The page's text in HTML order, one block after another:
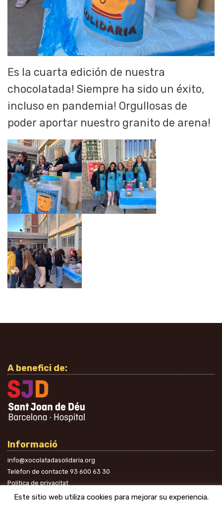
Es la cuarta edición de nuestra
chocolatada! Siempre ha sido un éxito,
incluso en pandemia! Orgullosas de
poder aportar nuestro granito de arena!
A benefici de:
Informació
info@xocolatadasolidaria.org
Telèfon de contacte 93 600 63 30
Política de privacitat
A les xarxes
Este sitio web utiliza cookies para mejorar su experiencia.